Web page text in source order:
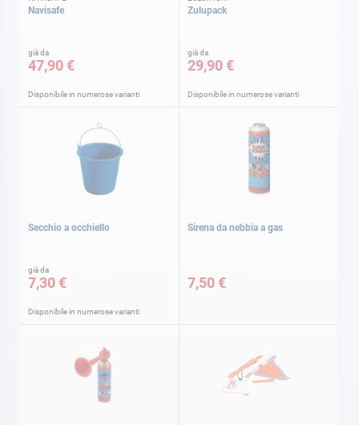
Navisafe
già da
47,90 €
Disponibile in numerose varianti
Zulupack
già da
29,90 €
Disponibile in numerose varianti
Secchio a occhiello
già da
7,30 €
Disponibile in numerose varianti
Sirena da nebbia a gas
7,50 €